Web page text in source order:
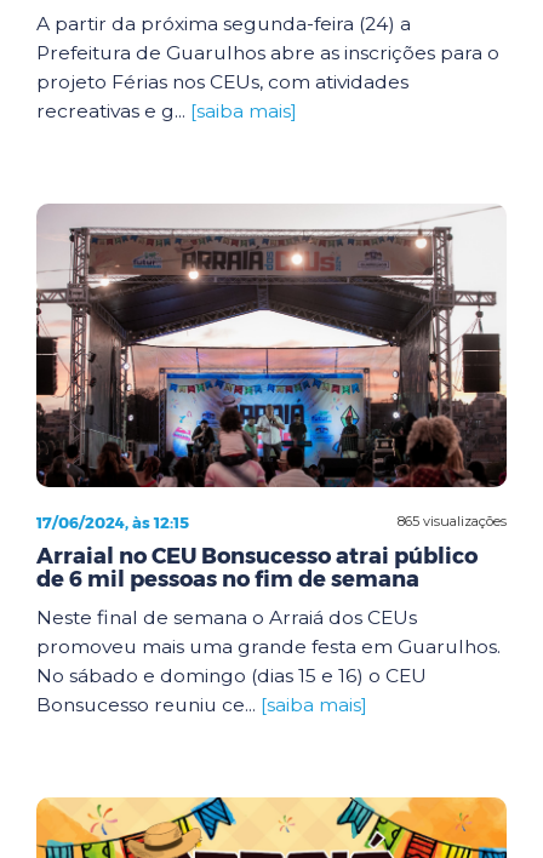
A partir da próxima segunda-feira (24) a
Prefeitura de Guarulhos abre as inscrições para o
projeto Férias nos CEUs, com atividades
recreativas e g... [saiba mais]
865 visualizações
17/06/2024, às 12:15
Arraial no CEU Bonsucesso atrai público
de 6 mil pessoas no fim de semana
Neste final de semana o Arraiá dos CEUs
promoveu mais uma grande festa em Guarulhos.
No sábado e domingo (dias 15 e 16) o CEU
Bonsucesso reuniu ce... [saiba mais]